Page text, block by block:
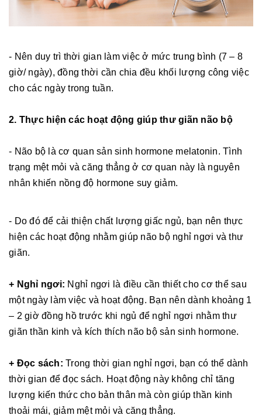
- Nên duy trì thời gian làm việc ở mức trung bình (7 – 8
giờ/ ngày), đồng thời cần chia đều khối lượng công việc
cho các ngày trong tuần.
2. Thực hiện các hoạt động giúp thư giãn não bộ
- Não bộ là cơ quan sản sinh hormone melatonin. Tình
trạng mệt mỏi và căng thẳng ở cơ quan này là nguyên
nhân khiến nồng độ hormone suy giảm.
- Do đó để cải thiện chất lượng giấc ngủ, bạn nên thực
hiện các hoạt động nhằm giúp não bộ nghỉ ngơi và thư
giãn.
+ Nghỉ ngơi: Nghỉ ngơi là điều cần thiết cho cơ thể sau
một ngày làm việc và hoạt động. Bạn nên dành khoảng 1
– 2 giờ đồng hồ trước khi ngủ để nghỉ ngơi nhằm thư
giãn thần kinh và kích thích não bộ sản sinh hormone.
+ Đọc sách: Trong thời gian nghỉ ngơi, bạn có thể dành
thời gian để đọc sách. Hoạt động này không chỉ tăng
lượng kiến thức cho bản thân mà còn giúp thần kinh
thoải mái, giảm mệt mỏi và căng thẳng.